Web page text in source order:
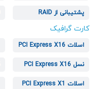
پشتیبانی از RAID
کارت گرافیک
اسلات PCI Express X16
نسل PCI Express X16
اسلات PCI Express X1